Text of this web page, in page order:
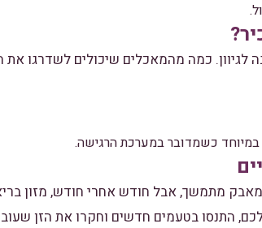
כמה מהמאכלים שיכולים לשדרגו
במיוחד כשמדובר במערכת הרגישה.
מתמשך, אבל חודש אחרי חודש, מזון
התנסו בטעמים חדשים וחקרו את הזן